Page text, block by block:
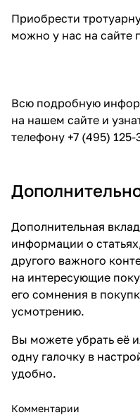
Приобрести
можно у нас на сайте
Всю подробную
на нашем сайте и
телефону +7 (495) 125-
Дополнительная
информации о
другого важного
на интересующие
его сомнения в
усмотрению.
Вы можете убрать её
одну галочку в
удобно.
Комментарии